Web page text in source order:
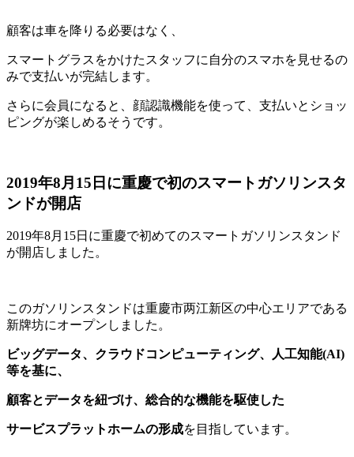
顧客は車を降りる必要はなく、
スマートグラスをかけたスタッフに自分のスマホを見せるの
みで支払いが完結します。
さらに会員になると、顔認識機能を使って、支払いとショッ
ピングが楽しめるそうです。
2019年8月15日に重慶で初のスマートガソリンスタ
ンドが開店
2019年8月15日に重慶で初めてのスマートガソリンスタンド
が開店しました。
このガソリンスタンドは重慶市两江新区の中心エリアである
新牌坊にオープンしました。
ビッグデータ、クラウドコンピューティング、人工知能(AI)
等を基に、
顧客とデータを紐づけ、総合的な機能を駆使した
サービスプラットホームの形成を目指しています。